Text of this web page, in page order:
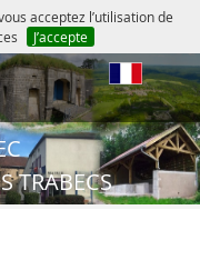
acceptez l’utilisation de
J’accepte
TRABECS